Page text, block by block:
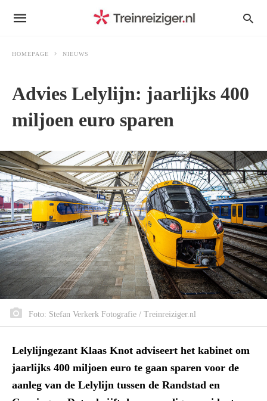
HOMEPAGE NIEUWS
Advies Lelylijn: jaarlijks 400
miljoen euro sparen
Foto: Stefan Verkerk Fotografie / Treinreiziger.nl
Lelylijngezant Klaas Knot adviseert het kabinet om
jaarlijks 400 miljoen euro te gaan sparen voor de
aanleg van de Lelylijn tussen de Randstad en